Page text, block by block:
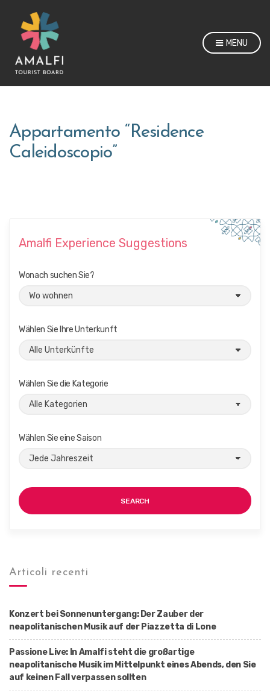
MENU
Appartamento “Residence
Caleidoscopio”
Amalfi Experience Suggestions
Wonach suchen Sie?
Wählen Sie Ihre Unterkunft
Wählen Sie die Kategorie
Wählen Sie eine Saison
SEARCH
Articoli recenti
Konzert bei Sonnenuntergang: Der Zauber der
neapolitanischen Musik auf der Piazzetta di Lone
Passione Live: In Amalfi steht die großartige
neapolitanische Musik im Mittelpunkt eines Abends, den Sie
auf keinen Fall verpassen sollten